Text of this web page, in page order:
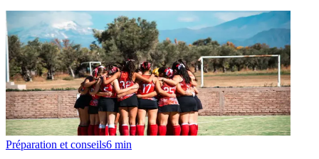
Préparation et conseils6 min